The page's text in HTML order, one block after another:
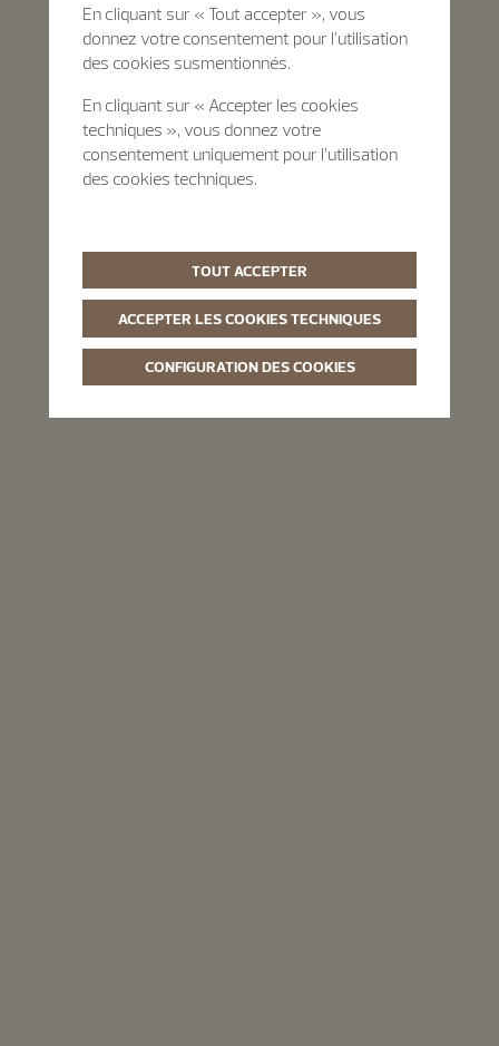
En cliquant sur « Tout accepter », vous
donnez votre consentement pour l’utilisation
des cookies susmentionnés.
En cliquant sur « Accepter les cookies
techniques », vous donnez votre
consentement uniquement pour l’utilisation
des cookies techniques.
TOUT ACCEPTER
ACCEPTER LES COOKIES TECHNIQUES
CONFIGURATION DES COOKIES